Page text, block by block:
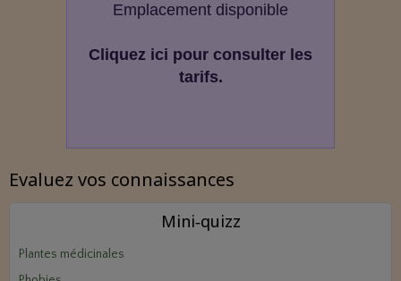
Emplacement disponible
Cliquez ici pour consulter les
tarifs.
Evaluez vos connaissances
Mini‑quizz
Plantes médicinales